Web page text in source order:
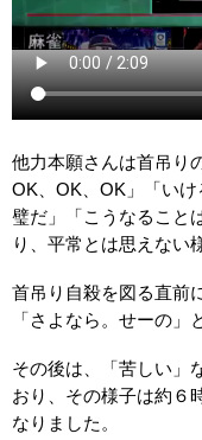
他力本願さんは首吊り
OK、OK、OK」「い
璧だ」「こうなること
り、平常とは思えない
首吊り自殺を図る直前
「さよなら。せーの」
その後は、「苦しい」
おり、その様子は約６
なりました。